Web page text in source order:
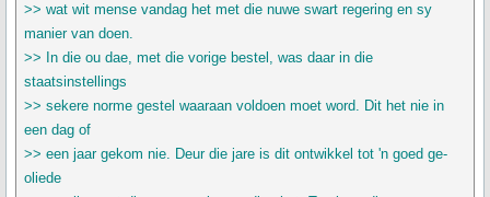
>> wat wit mense vandag het met die nuwe swart regering en sy
manier van doen.
>> In die ou dae, met die vorige bestel, was daar in die
staatsinstellings
>> sekere norme gestel waaraan voldoen moet word. Dit het nie in
een dag of
>> een jaar gekom nie. Deur die jare is dit ontwikkel tot 'n goed ge-
oliede